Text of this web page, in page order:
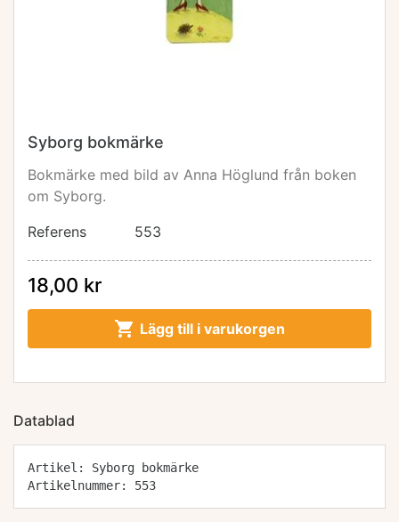
Syborg bokmärke
Bokmärke med bild av Anna Höglund från boken
om Syborg.
Referens
553
18,00 kr
 Lägg till i varukorgen
Datablad
Artikel: Syborg bokmärke
Artikelnummer: 553